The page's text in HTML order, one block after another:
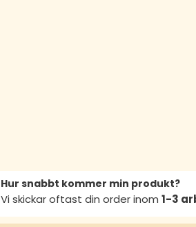
Hur snabbt kommer min produkt?
Vi skickar oftast din order inom1-3